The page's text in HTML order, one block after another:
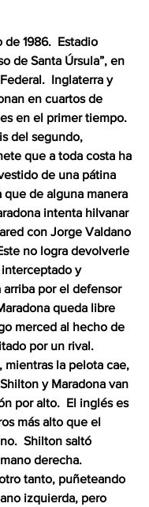
1986.  Estadio
de Santa Úrsula”, en
Inglaterra y
en cuartos de
en el primer tiempo.
del segundo,
que a toda costa ha
de una pátina
de alguna manera
intenta hilvanar
con Jorge Valdano
no logra devolverle
y
arriba por el defensor
queda libre
merced al hecho de
por un rival.
mientras la pelota cae,
y Maradona van
por alto.  El inglés es
más alto que el
Shilton saltó
derecha.
tanto, puñeteando
izquierda, pero